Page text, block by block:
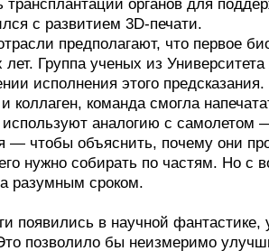
трансплантации органов для
с развитием 3D-печати.
предполагают, что первое
Группа ученых из
исполнения этого предсказания.
коллаген, команда смогла
используют аналогию с
— чтобы объяснить, почему они
нужно собирать по частям. Но с
разумным сроком.
появились в научной
позволило бы неизмеримо